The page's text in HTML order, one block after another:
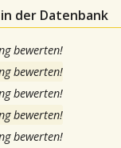
der Datenbank
bewerten!
bewerten!
bewerten!
bewerten!
bewerten!